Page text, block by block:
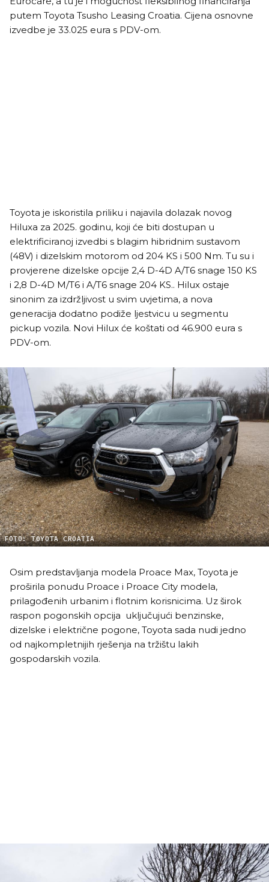
putem Toyota Tsusho Leasing Croatia. Cijena osnovne
izvedbe je 33.025 eura s PDV-om.
Toyota je iskoristila priliku i najavila dolazak novog
Hiluxa za 2025. godinu, koji će biti dostupan u
elektrificiranoj izvedbi s blagim hibridnim sustavom
(48V) i dizelskim motorom od 204 KS i 500 Nm. Tu su i
provjerene dizelske opcije 2,4 D-4D A/T6 snage 150 KS
i 2,8 D-4D M/T6 i A/T6 snage 204 KS.. Hilux ostaje
sinonim za izdržljivost u svim uvjetima, a nova
generacija dodatno podiže ljestvicu u segmentu
pickup vozila. Novi Hilux će koštati od 46.900 eura s
PDV-om.
FOTO: TOYOTA CROATIA
Osim predstavljanja modela Proace Max, Toyota je
proširila ponudu Proace i Proace City modela,
prilagođenih urbanim i flotnim korisnicima. Uz širok
raspon pogonskih opcija uključujući benzinske,
dizelske i električne pogone, Toyota sada nudi jedno
od najkompletnijih rješenja na tržištu lakih
gospodarskih vozila.